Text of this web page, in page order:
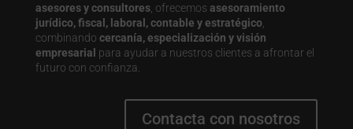
asesores y consultores, ofrecemos asesoramiento
jurídico, fiscal, laboral, contable y estratégico
combinando cercanía, especialización y visión
empresarial para ayudar a nuestros clientes a afrontar el
futuro con confianza.
Contacta con nosotros